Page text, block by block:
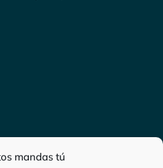
mandas tú